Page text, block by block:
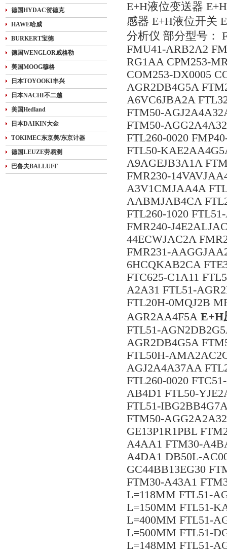
德国HYDAC贺德克
HAWE哈威
BURKERT宝德
德国WENGLOR威格勒
美国MOOG穆格
日本TOYOOKI丰兴
日本NACHI不二越
美国Hedland
日本DAIKIN大金
TOKIMEC东京美/东京计器
德国LEUZE劳易测
巴鲁夫BALLUFF
E+H液位变送器
感器 E+H液位开关
分析仪 部分型号：
FMU41-ARB2A2
RG1AA CPM253-
COM253-DX0005
AGR2DB4G5A
A6VC6JBA2A
FTM50-
FTM50-
FTL260-0020
FTL50-
A9AGEJB3A1A
FMR230-
A3V1CMJAA4A
AABMJAB4CA
FTL260-1020
FMR240-
44ECWJAC2A
FMR231-
6HCQKAB2CA
FTC625-C1A11
A2A31 FTL51-
FTL20H-0MQJ2B
AGR2AA4F5A E+H
FTL51-
AGR2DB4G5A
FTL50H-
AGJ2A4A37AA
FTL260-0020
AB4D1 FTL50-
FTL51-
FTM50-
GE13P1R1PBL
A4AA1 FTM30-
A4DA1 DB50L-
GC44BB13EG30
FTM30-A43A1
L=118MM FTL51-
L=150MM FTL51-
L=400MM FTL51-
L=500MM FTL51-
L=148MM FTL51-